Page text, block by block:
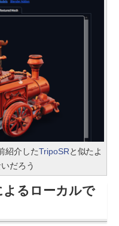
紹介したTripoSRと似たよ
だろう
るローカルで